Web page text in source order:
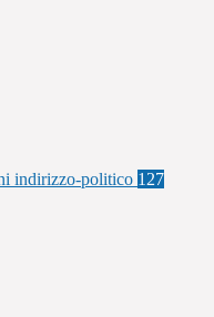
indirizzo-politico 127